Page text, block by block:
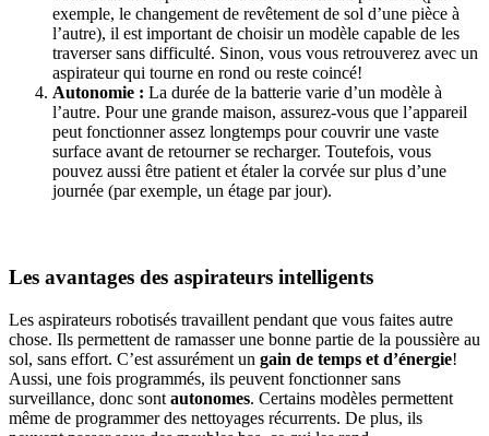
exemple, le changement de revêtement de sol d’une pièce à
l’autre), il est important de choisir un modèle capable de les
traverser sans difficulté. Sinon, vous vous retrouverez avec un
aspirateur qui tourne en rond ou reste coincé!
Autonomie : La durée de la batterie varie d’un modèle à
l’autre. Pour une grande maison, assurez-vous que l’appareil
peut fonctionner assez longtemps pour couvrir une vaste
surface avant de retourner se recharger. Toutefois, vous
pouvez aussi être patient et étaler la corvée sur plus d’une
journée (par exemple, un étage par jour).
Les avantages des aspirateurs intelligents
Les aspirateurs robotisés travaillent pendant que vous faites autre
chose. Ils permettent de ramasser une bonne partie de la poussière au
sol, sans effort. C’est assurément un gain de temps et d’énergie!
Aussi, une fois programmés, ils peuvent fonctionner sans
surveillance, donc sont autonomes. Certains modèles permettent
même de programmer des nettoyages récurrents. De plus, ils